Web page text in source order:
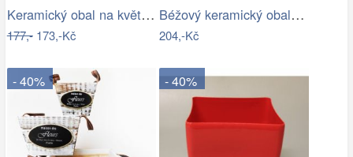
Keramický obal na květináč s růžemi…
177,-173,-Kč
Béžový keramický obal na květináč s…
204,-Kč
- 40% - 40%